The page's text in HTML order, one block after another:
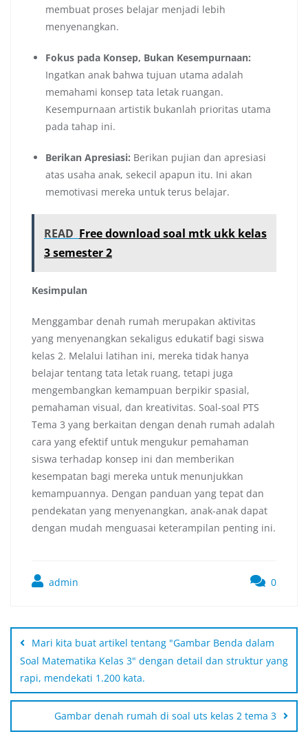
membuat proses belajar menjadi lebih
menyenangkan.
Fokus pada Konsep, Bukan Kesempurnaan:
Ingatkan anak bahwa tujuan utama adalah
memahami konsep tata letak ruangan.
Kesempurnaan artistik bukanlah prioritas utama
pada tahap ini.
Berikan Apresiasi: Berikan pujian dan apresiasi
atas usaha anak, sekecil apapun itu. Ini akan
memotivasi mereka untuk terus belajar.
READ Free download soal mtk ukk kelas
3 semester 2
Kesimpulan
Menggambar denah rumah merupakan aktivitas
yang menyenangkan sekaligus edukatif bagi siswa
kelas 2. Melalui latihan ini, mereka tidak hanya
belajar tentang tata letak ruang, tetapi juga
mengembangkan kemampuan berpikir spasial,
pemahaman visual, dan kreativitas. Soal-soal PTS
Tema 3 yang berkaitan dengan denah rumah adalah
cara yang efektif untuk mengukur pemahaman
siswa terhadap konsep ini dan memberikan
kesempatan bagi mereka untuk menunjukkan
kemampuannya. Dengan panduan yang tepat dan
pendekatan yang menyenangkan, anak-anak dapat
dengan mudah menguasai keterampilan penting ini.
admin 0
Mari kita buat artikel tentang "Gambar Benda dalam
Soal Matematika Kelas 3" dengan detail dan struktur yang
rapi, mendekati 1.200 kata.
Gambar denah rumah di soal uts kelas 2 tema 3